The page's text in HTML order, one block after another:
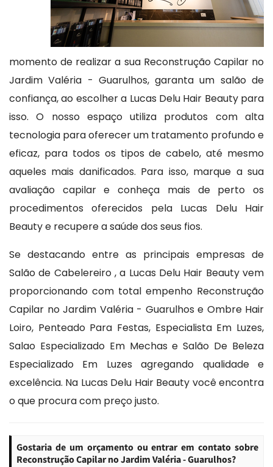
momento de realizar a sua Reconstrução Capilar no
Jardim Valéria - Guarulhos, garanta um salão de
confiança, ao escolher a Lucas Delu Hair Beauty para
isso. O nosso espaço utiliza produtos com alta
tecnologia para oferecer um tratamento profundo e
eficaz, para todos os tipos de cabelo, até mesmo
aqueles mais danificados. Para isso, marque a sua
avaliação capilar e conheça mais de perto os
procedimentos oferecidos pela Lucas Delu Hair
Beauty e recupere a saúde dos seus fios.
Se destacando entre as principais empresas de
Salão de Cabelereiro , a Lucas Delu Hair Beauty vem
proporcionando com total empenho Reconstrução
Capilar no Jardim Valéria - Guarulhos e Ombre Hair
Loiro, Penteado Para Festas, Especialista Em Luzes,
Salao Especializado Em Mechas e Salão De Beleza
Especializado Em Luzes agregando qualidade e
excelência. Na Lucas Delu Hair Beauty você encontra
o que procura com preço justo.
Gostaria de um orçamento ou entrar em contato sobre
Reconstrução Capilar no Jardim Valéria - Guarulhos?